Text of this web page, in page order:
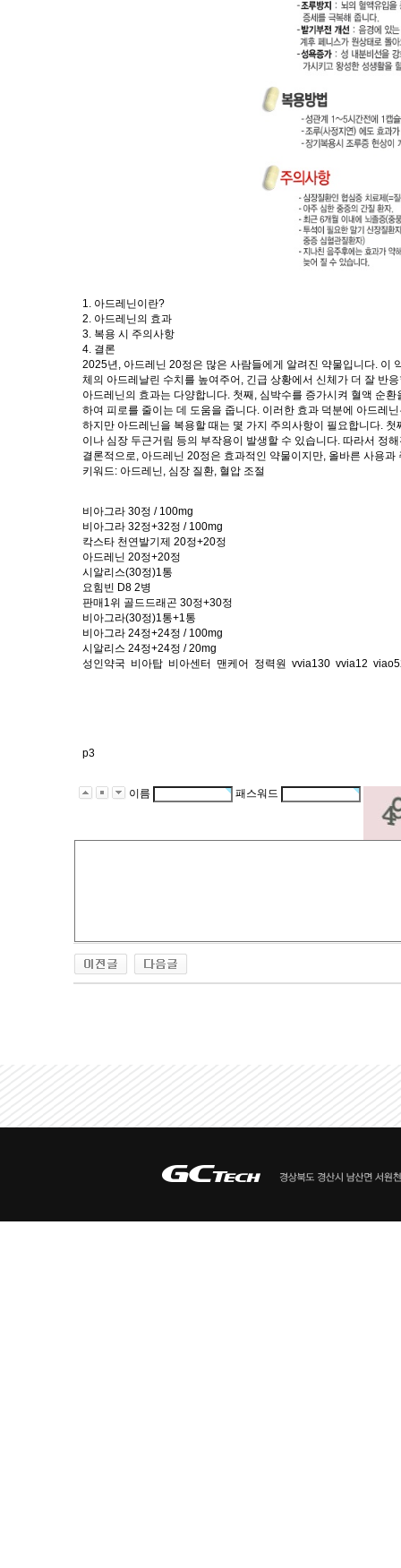
1. 아드레닌이란?
2. 아드레닌의 효과
3. 복용 시 주의사항
4. 결론
2025년, 아드레닌 20정은 많은 사람들에게 알려진 약물입니다. 이
체의 아드레날린 수치를 높여주어, 긴급 상황에서 신체가 더 잘 반
아드레닌의 효과는 다양합니다. 첫째, 심박수를 증가시켜 혈액 순
하여 피로를 줄이는 데 도움을 줍니다. 이러한 효과 덕분에 아드레
하지만 아드레닌을 복용할 때는 몇 가지 주의사항이 필요합니다.
이나 심장 두근거림 등의 부작용이 발생할 수 있습니다. 따라서 정
결론적으로, 아드레닌 20정은 효과적인 약물이지만, 올바른 사용
키워드: 아드레닌, 심장 질환, 혈압 조절
비아그라 30정 / 100mg
비아그라 32정+32정 / 100mg
칵스타 천연발기제 20정+20정
아드레닌 20정+20정
시알리스(30정)1통
요힘빈 D8 2병
판매1위 골드드래곤 30정+30정
비아그라(30정)1통+1통
비아그라 24정+24정 / 100mg
시알리스 24정+24정 / 20mg
성인약국 비아탑 비아센터 맨케어 정력원 vvia130 vvia12
p3
이름 패스워드